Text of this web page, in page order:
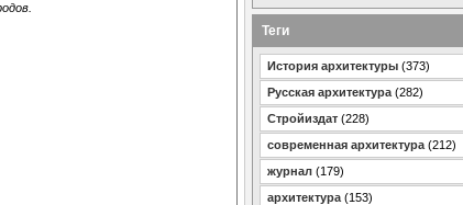
Теги
История архитектуры (373)
Русская архитектура (282)
Стройиздат (228)
современная архитектура (212)
журнал (179)
архитектура (153)